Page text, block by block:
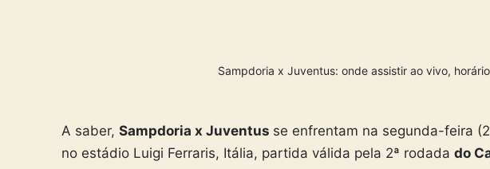
Sampdoria x Juventus: onde assistir ao vivo,
A saber, Sampdoria x Juventus se enfrentam na segunda-feira
no estádio Luigi Ferraris, Itália, partida válida pela 2ª rodada do